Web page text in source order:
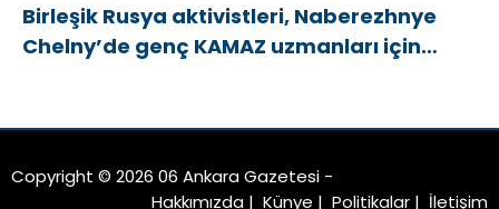
Birleşik Rusya aktivistleri, Naberezhnye
Chelny’de genç KAMAZ uzmanları için
Copyright © 2026 06 Ankara Gazetesi -
Hakkımızda | Künye | Politikalar | İletişim